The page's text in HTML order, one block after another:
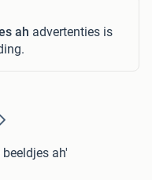
ah advertenties is
ah'